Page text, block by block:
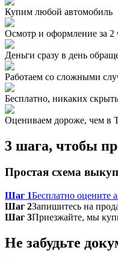
Купим любой автомобиль
Осмотр и оформление за 2
Деньги сразу в день
Работаем со сложными
Бесплатно, никаких
Оцениваем дороже, чем в
3 шага, чтобы
Простая схема
Шаг 1Бесплатно оцените
Шаг 2Запишитесь на
Шаг 3Приезжайте, мы
Не забудьте